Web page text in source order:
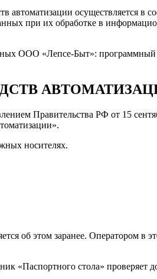
осуществляется в
при их обработке в
ООО «Лепсе-Быт»: программный
Правительства РФ от 15
носителях.
об этом заранее. Оператором в
«Паспортного стола» проверяет